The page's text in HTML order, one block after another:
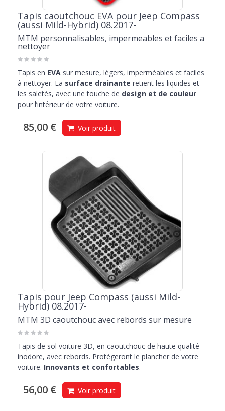
Tapis caoutchouc EVA pour Jeep Compass
(aussi Mild-Hybrid) 08.2017-
MTM personnalisables, impermeables et faciles a
nettoyer
Tapis en EVA sur mesure, légers, imperméables et faciles
à nettoyer. La surface drainante retient les liquides et
les saletés, avec une touche de design et de couleur
pour l’intérieur de votre voiture.
85,00 € Voir produit
Tapis pour Jeep Compass (aussi Mild-
Hybrid) 08.2017-
MTM 3D caoutchouc avec rebords sur mesure
Tapis de sol voiture 3D, en caoutchouc de haute qualité
inodore, avec rebords. Protégeront le plancher de votre
voiture. Innovants et confortables.
56,00 € Voir produit